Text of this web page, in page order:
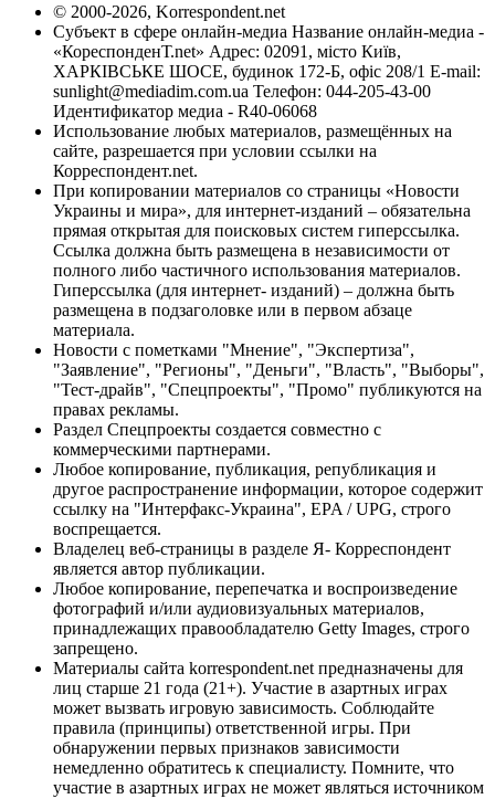
© 2000-2026, Korrespondent.net
Субъект в сфере онлайн-медиа Название онлайн-медиа -
«КореспонденТ.net» Адрес: 02091, місто Київ,
ХАРКІВСЬКЕ ШОСЕ, будинок 172-Б, офіс 208/1 E-mail:
sunlight@mediadim.com.ua Телефон: 044-205-43-00
Идентификатор медиа - R40-06068
Использование любых материалов, размещённых на
сайте, разрешается при условии ссылки на
Корреспондент.net.
При копировании материалов со страницы «Новости
Украины и мира», для интернет-изданий – обязательна
прямая открытая для поисковых систем гиперссылка.
Ссылка должна быть размещена в независимости от
полного либо частичного использования материалов.
Гиперссылка (для интернет- изданий) – должна быть
размещена в подзаголовке или в первом абзаце
материала.
Новости с пометками "Мнение", "Экспертиза",
"Заявление", "Регионы", "Деньги", "Власть", "Выборы",
"Тест-драйв", "Спецпроекты", "Промо" публикуются на
правах рекламы.
Раздел Спецпроекты создается совместно с
коммерческими партнерами.
Любое копирование, публикация, републикация и
другое распространение информации, которое содержит
ссылку на "Интерфакс-Украина", EPA / UPG, строго
воспрещается.
Владелец веб-страницы в разделе Я- Корреспондент
является автор публикации.
Любое копирование, перепечатка и воспроизведение
фотографий и/или аудиовизуальных материалов,
принадлежащих правообладателю Getty Images, строго
запрещено.
Материалы сайта korrespondent.net предназначены для
лиц старше 21 года (21+). Участие в азартных играх
может вызвать игровую зависимость. Соблюдайте
правила (принципы) ответственной игры. При
обнаружении первых признаков зависимости
немедленно обратитесь к специалисту. Помните, что
участие в азартных играх не может являться источником